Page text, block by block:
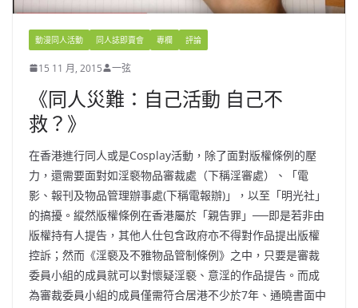
動漫同人活動 同人誌即賣會 專欄 評論
15 11 月, 2015 一弦
《同人災難：自己活動 自己不
救？》
在香港進行同人或是Cosplay活動，除了面對版權條例的壓
力，還需要面對如淫褻物品審裁處（下稱淫審處）、「電
影、報刊及物品管理辦事處(下稱電報辦)」，以至「明光社」
的搞擾。縱然版權條例在香港屬於「親告罪」──即是若非由
版權持有人提告，其他人仕包含政府亦不得對作品提出版權
控訴；然而《淫褻及不雅物品管制條例》之中，只要是審裁
委員小組的成員就可以對懷疑淫褻、意淫的作品提告。而成
為審裁委員小組的成員僅需符合居港不少於7年、通曉書面中